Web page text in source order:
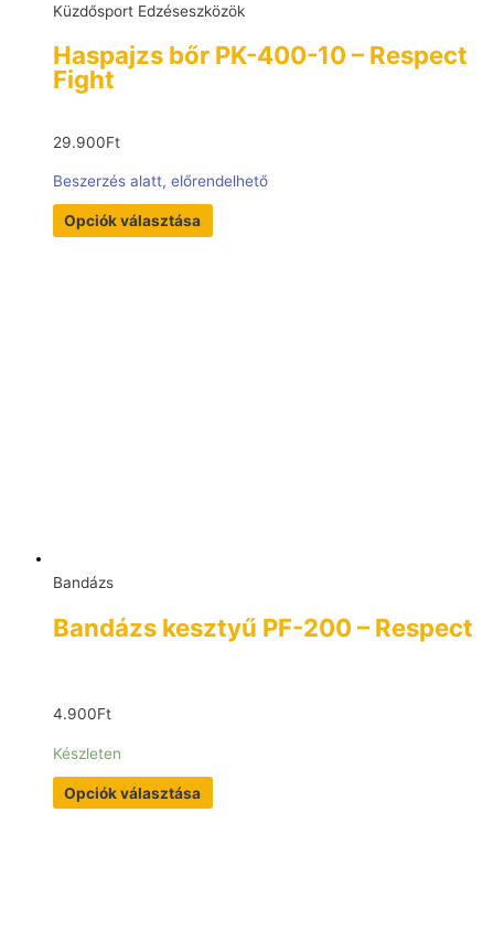
Küzdősport Edzéseszközök
Haspajzs bőr PK-400-10 – Respect
Fight
29.900Ft
Beszerzés alatt, előrendelhető
Opciók választása
Bandázs
Bandázs kesztyű PF-200 – Respect
4.900Ft
Készleten
Opciók választása